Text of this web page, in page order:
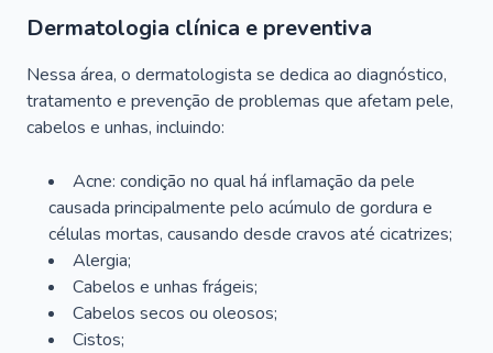
Dermatologia clínica e preventiva
Nessa área, o dermatologista se dedica ao diagnóstico,
tratamento e prevenção de problemas que afetam pele,
cabelos e unhas, incluindo:
Acne: condição no qual há inflamação da pele
causada principalmente pelo acúmulo de gordura e
células mortas, causando desde cravos até cicatrizes;
Alergia;
Cabelos e unhas frágeis;
Cabelos secos ou oleosos;
Cistos;